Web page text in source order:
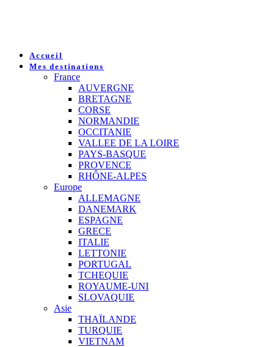
Accueil
Mes destinations
France
AUVERGNE
BRETAGNE
CORSE
NORMANDIE
OCCITANIE
VALLEE DE LA LOIRE
PAYS-BASQUE
PROVENCE
RHÔNE-ALPES
Europe
ALLEMAGNE
DANEMARK
ESPAGNE
GRECE
ITALIE
LETTONIE
PORTUGAL
TCHEQUIE
ROYAUME-UNI
SLOVAQUIE
Asie
THAÏLANDE
TURQUIE
VIETNAM